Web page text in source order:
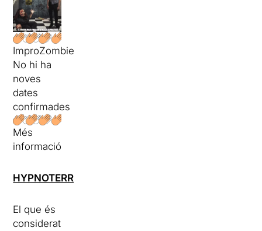
ImproZombieLand
No hi ha
noves
dates
confirmades
Més
informació
HYPNOTERROR
El que és
considerat